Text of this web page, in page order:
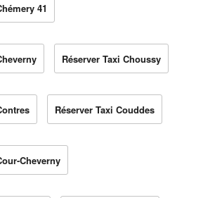
41
Réserver Taxi Choussy
Réserver Taxi Couddes
Cheverny